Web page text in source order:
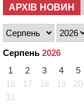
АРХІВ НОВИН
Серпень 2026
1
2 3 4 5
16
17 18 19 20
31